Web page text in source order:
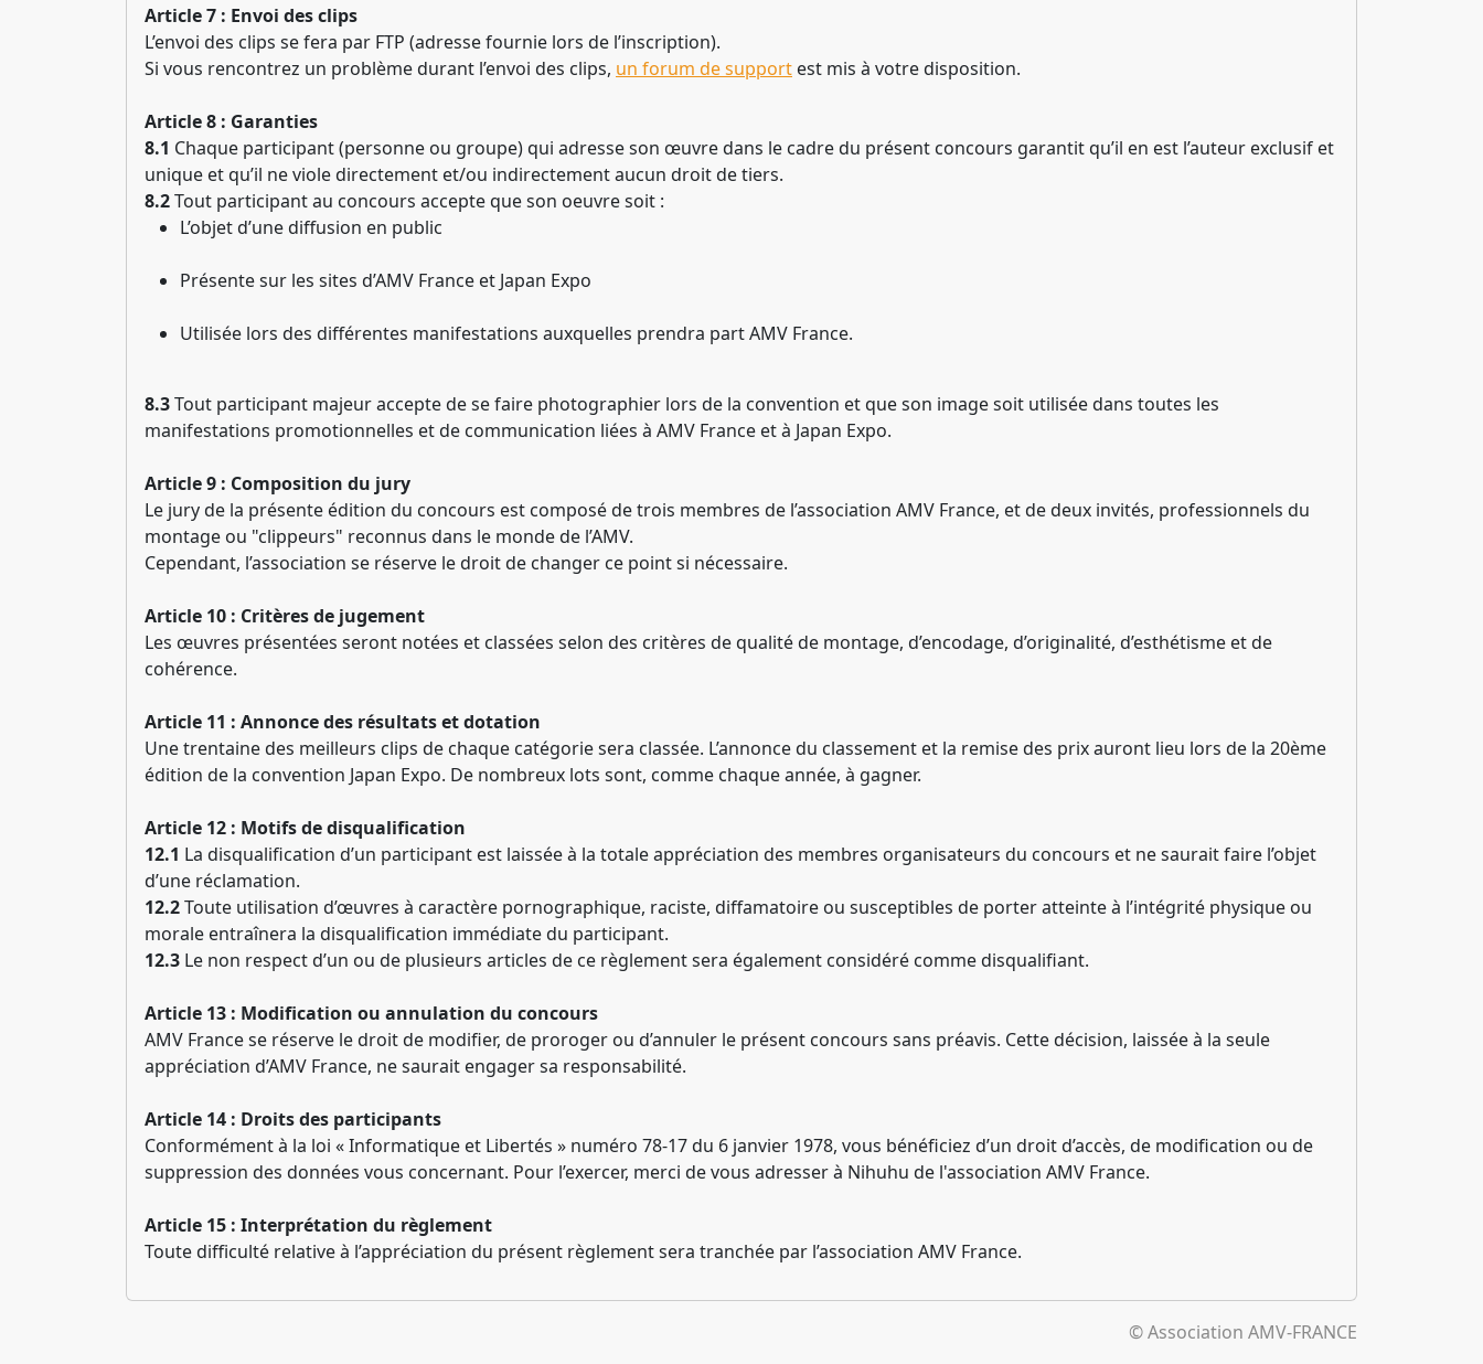
Article 7 : Envoi des clips
L’envoi des clips se fera par FTP (adresse fournie lors de l’inscription).
Si vous rencontrez un problème durant l’envoi des clips, un forum de support est mis à votre disposition.
Article 8 : Garanties
8.1 Chaque participant (personne ou groupe) qui adresse son œuvre dans le cadre du présent concours garantit qu’il en est l’auteur exclusif et
unique et qu’il ne viole directement et/ou indirectement aucun droit de tiers.
8.2Tout participant au concours accepte que son oeuvre soit :
L’objet d’une diffusion en public
Présente sur les sites d’AMV France et Japan Expo
Utilisée lors des différentes manifestations auxquelles prendra part AMV France.
8.3Tout participant majeur accepte de se faire photographier lors de la convention et que son image soit utilisée dans toutes les
manifestations promotionnelles et de communication liées à AMV France et à Japan Expo.
Article 9 : Composition du jury
Le jury de la présente édition du concours est composé de trois membres de l’association AMV France, et de deux invités, professionnels du
montage ou "clippeurs" reconnus dans le monde de l’AMV.
Cependant, l’association se réserve le droit de changer ce point si nécessaire.
Article 10 : Critères de jugement
Les œuvres présentées seront notées et classées selon des critères de qualité de montage, d’encodage, d’originalité, d’esthétisme et de
cohérence.
Article 11 : Annonce des résultats et dotation
Une trentaine des meilleurs clips de chaque catégorie sera classée. L’annonce du classement et la remise des prix auront lieu lors de la 20ème
édition de la convention Japan Expo. De nombreux lots sont, comme chaque année, à gagner.
Article 12 : Motifs de disqualification
12.1 La disqualification d’un participant est laissée à la totale appréciation des membres organisateurs du concours et ne saurait faire l’objet
d’une réclamation.
12.2Toute utilisation d’œuvres à caractère pornographique, raciste, diffamatoire ou susceptibles de porter atteinte à l’intégrité physique ou
morale entraînera la disqualification immédiate du participant.
12.3 Le non respect d’un ou de plusieurs articles de ce règlement sera également considéré comme disqualifiant.
Article 13 : Modification ou annulation du concours
AMV France se réserve le droit de modifier, de proroger ou d’annuler le présent concours sans préavis. Cette décision, laissée à la seule
appréciation d’AMV France, ne saurait engager sa responsabilité.
Article 14 : Droits des participants
Conformément à la loi « Informatique et Libertés » numéro 78-17 du 6 janvier 1978, vous bénéficiez d’un droit d’accès, de modification ou de
suppression des données vous concernant. Pour l’exercer, merci de vous adresser à Nihuhu de l'association AMV France.
Article 15 : Interprétation du règlement
Toute difficulté relative à l’appréciation du présent règlement sera tranchée par l’association AMV France.
© Association AMV-FRANCE